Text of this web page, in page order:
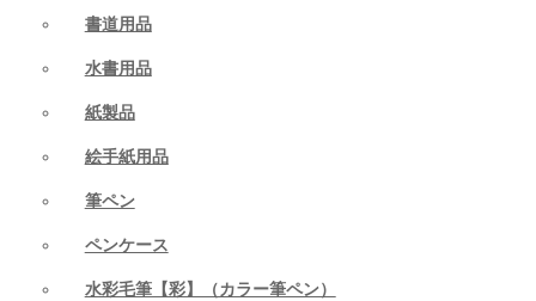
書道用品
水書用品
紙製品
絵手紙用品
筆ペン
ペンケース
水彩毛筆【彩】（カラー筆ペン）